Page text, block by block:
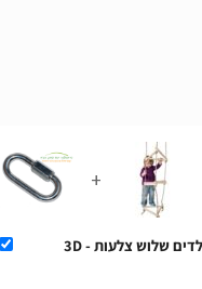
+
-